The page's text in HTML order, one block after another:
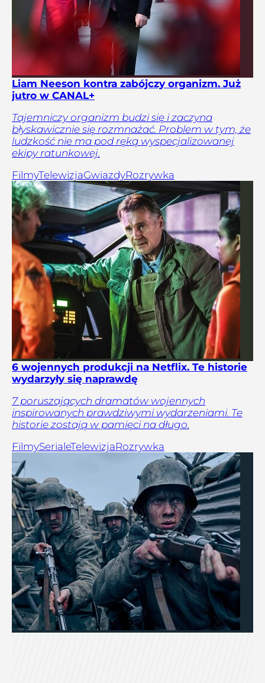
Liam Neeson kontra zabójczy organizm. Już
jutro w CANAL+
Tajemniczy organizm budzi się i zaczyna
błyskawicznie się rozmnażać. Problem w tym, że
ludzkość nie ma pod ręką wyspecjalizowanej
ekipy ratunkowej.
FilmyTelewizjaGwiazdyRozrywka
6 wojennych produkcji na Netflix. Te historie
wydarzyły się naprawdę
7 poruszających dramatów wojennych
inspirowanych prawdziwymi wydarzeniami. Te
historie zostają w pamięci na długo.
FilmySerialeTelewizjaRozrywka